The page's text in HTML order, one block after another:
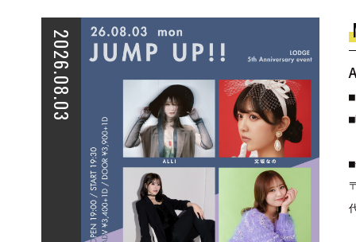
2026.08.03